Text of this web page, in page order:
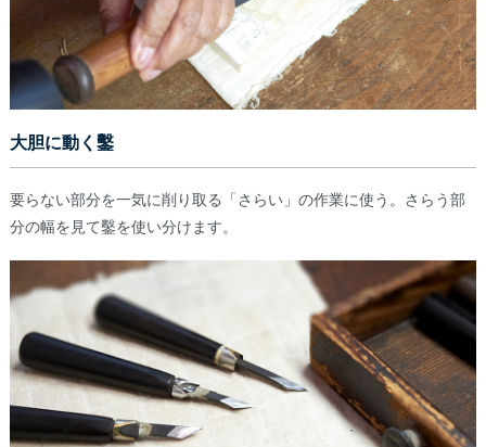
大胆に動く鑿
要らない部分を一気に削り取る「さらい」の作業に使う。さらう部
分の幅を見て鑿を使い分けます。